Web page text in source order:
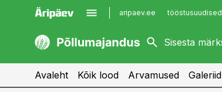
aripaev.ee
kaubandus.ee
kinnisvarauudised.ee
imelineajalugu.ee
Avaleht Kõik lood Arvamused Galeriid